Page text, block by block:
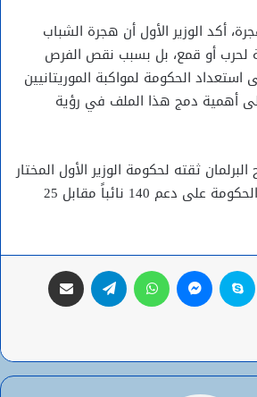
أكد الوزير الأول أن هجرة الشباب
لحرب أو قمع، بل بسبب نقص الفرص
الحكومة لمواكبة الموريتانيين
أهمية دمج هذا الملف في رؤية
ثقته لحكومة الوزير الأول المختار
ولد اجاي، حيث حصلت الحكومة على دعم 140 نائباً مقابل 25
لينكدإن سكايب ماسنجر واتساب تيلقرام